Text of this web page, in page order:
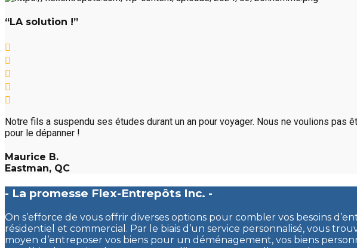
“LA solution !”
Notre fils a suspendu ses études durant un an pour voyager. Nous ne voulions
pour le dépanner !
Maurice B.
Eastman, QC
- La promesse Flex-Entrepôts Inc. -
On s’efforce de vous offrir diverses options pour combler vos besoins
résidentiel et commercial. Par le biais d’un service personnalisé, vous
moyen d’entreposer vos biens pour un déménagement, vos biens